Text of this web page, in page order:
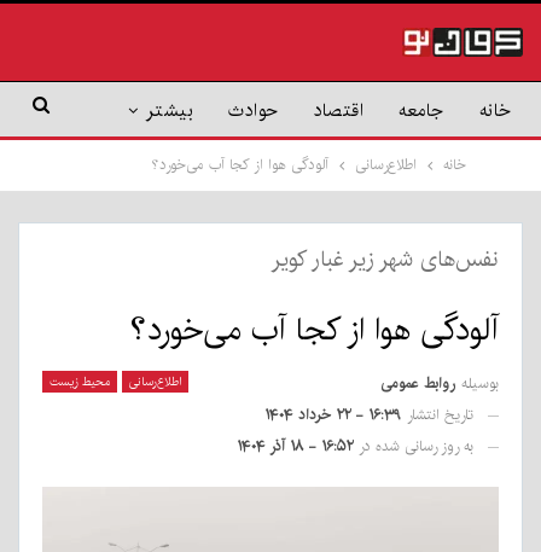
خانه جامعه اقتصاد حوادث بیشتر
خانه اطلاع‌رسانی آلودگی هوا از کجا آب می‌خورد؟
نفس‌های شهر زیر غبار کویر
آلودگی هوا از کجا آب می‌خورد؟
اطلاع‌رسانی محیط زیست بوسیله روابط عمومی
تاریخ انتشار ۱۶:۳۹ - ۲۲ خرداد ۱۴۰۴
به روز رسانی شده در ۱۶:۵۲ - ۱۸ آذر ۱۴۰۴